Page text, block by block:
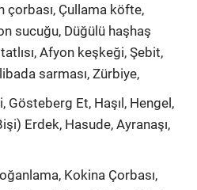
çorbası, Çullama köfte,
sucuğu, Düğülü haşhaş
Afyon keşkeği, Şebit,
sarması, Zürbiye,
Et, Haşıl, Hengel,
Erdek, Hasude, Ayranaşı,
Kokina Çorbası,